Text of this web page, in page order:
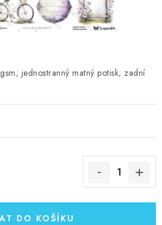
údajů
Ověřování recenzí
jednostranný matný potisk; zadní
DO KOŠÍKU